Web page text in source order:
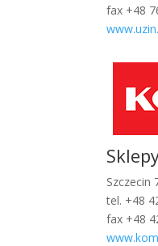
fax +48
Szczecin
tel. +48
fax +48